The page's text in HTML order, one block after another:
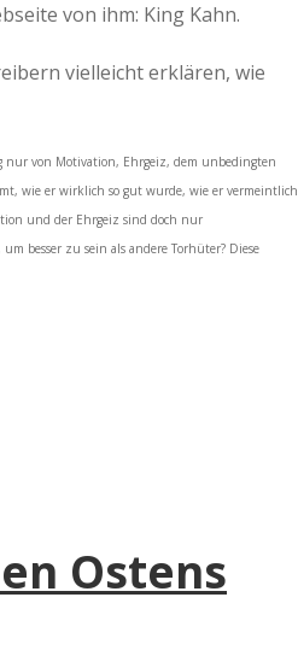
von ihm: King Kahn.
vielleicht erklären, wie
nur von Motivation, Ehrgeiz, dem unbedingten
wie er wirklich so gut wurde, wie er vermeintlich
und der Ehrgeiz sind doch nur
besser zu sein als andere Torhüter? Diese
Ostens